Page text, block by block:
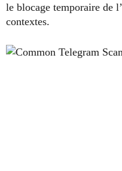
le blocage temporaire de
contextes.